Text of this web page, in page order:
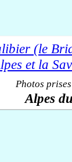
Photos
Alpes